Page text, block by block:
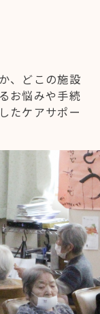
、どこの施設
お悩みや手続
たケアサポー